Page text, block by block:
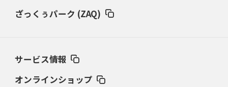
ざっくぅパーク (ZAQ)
サービス情報
オンラインショップ